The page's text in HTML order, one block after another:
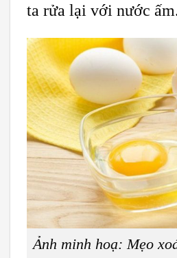
ta rửa lại với nước
Ảnh minh hoạ: Mẹo